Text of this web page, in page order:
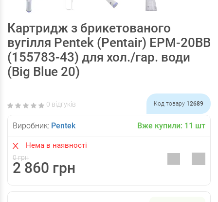
Картридж з брикетованого
вугілля Pentek (Pentair) ЕРМ-20ВВ
(155783-43) для хол./гар. води
(Big Blue 20)
0 відгуків Код товару 12689
Виробник: Pentek Вже купили: 11 шт
Нема в наявності
0 грн
2 860 грн